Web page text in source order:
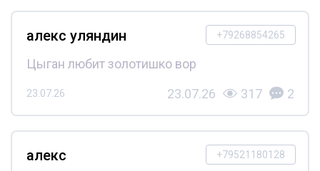
+79268854265
алекс уляндин
Цыган любит золотишко вор
23.07.26 23.07.26 317 2
+79521180128
алекс